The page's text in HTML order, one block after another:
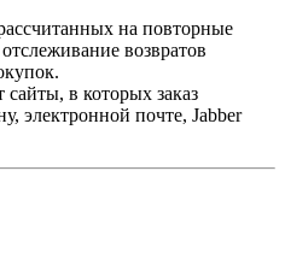
на повторные
возвратов
в которых заказ
электронной почте, Jabber